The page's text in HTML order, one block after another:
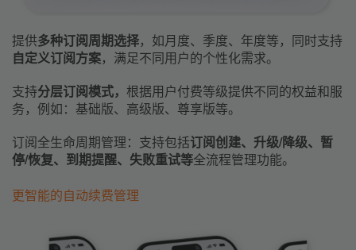
提供多种订阅周期选择，如月度、季度、年度等，同时支持
自定义订阅方案，满足不同用户的个性化需求。
支持分层订阅模式， 根据用户付费等级提供不同的权益和服
务，例如：基础版、高级版、尊享版等。
订阅全生命周期管理：支持包括订阅创建、升级/降级、暂
停/恢复、到期提醒、失败重试等全流程管理功能。
更智能的自动续费管理